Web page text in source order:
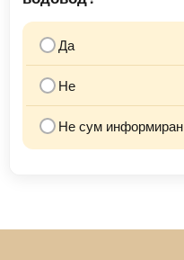
Да
Не
Не сум информиран